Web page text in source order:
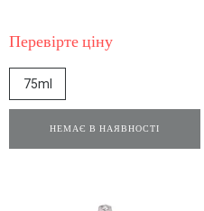
Перевірте ціну
75ml
НЕМАЄ В НАЯВНОСТІ